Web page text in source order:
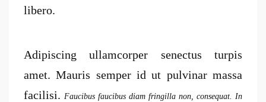
libero.
Adipiscing ullamcorper senectus turpis
amet. Mauris semper id ut pulvinar massa
facilisi. Faucibus faucibus diam fringilla non, consequat. In